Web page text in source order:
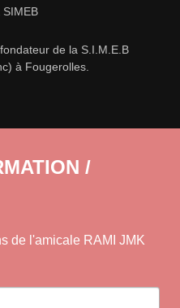
de la S.I.M.E.B
à Fougerolles.
/
de l'amicale RAMI JMK